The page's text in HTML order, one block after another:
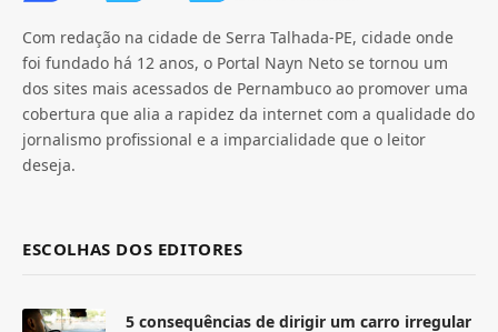
Com redação na cidade de Serra Talhada-PE, cidade onde
foi fundado há 12 anos, o Portal Nayn Neto se tornou um
dos sites mais acessados de Pernambuco ao promover uma
cobertura que alia a rapidez da internet com a qualidade do
jornalismo profissional e a imparcialidade que o leitor
deseja.
ESCOLHAS DOS EDITORES
5 consequências de dirigir um carro irregular